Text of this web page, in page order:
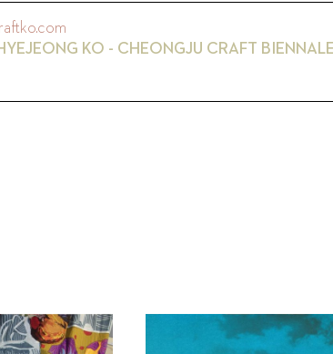
KO - CHEONGJU CRAFT